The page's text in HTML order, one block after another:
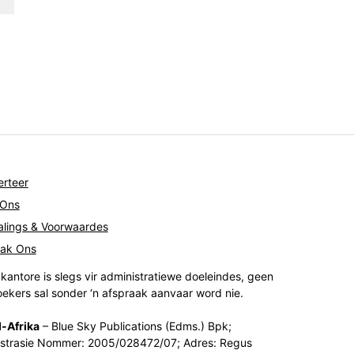
& Voorwaardes
Ons
is slegs vir administratiewe doeleindes, geen
sal sonder ‘n afspraak aanvaar word nie.
Afrika– Blue Sky Publications (Edms.) Bpk;
Nommer: 2005/028472/07; Adres: Regus